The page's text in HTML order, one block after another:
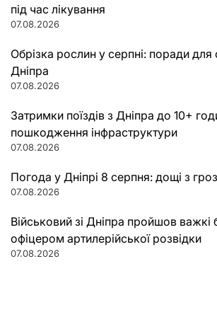
під час лікування
07.08.2026
Обрізка рослин у серпні: поради для
Дніпра
07.08.2026
Затримки поїздів з Дніпра до 10+
пошкодження інфраструктури
07.08.2026
Погода у Дніпрі 8 серпня: дощі з
07.08.2026
Військовий зі Дніпра пройшов важкі
офіцером артилерійської розвідки
07.08.2026